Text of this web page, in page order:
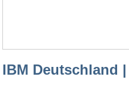
IBM Deutschland